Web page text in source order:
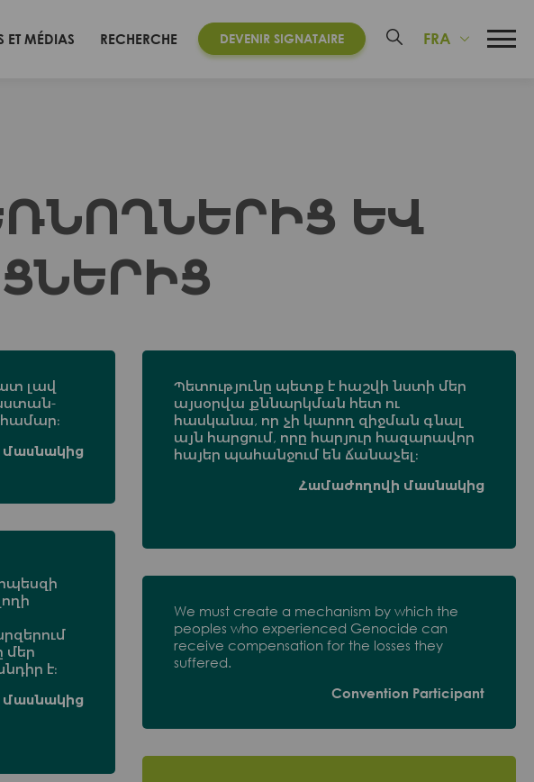
ET MÉDIAS RECHERCHE DEVENIR SIGNATAIRE FRA
ԵՎ
լավ
Պետությունը պետք է հաշվի նստի մեր
այսօրվա քննարկման հետ ու
հասկանա, որ չի կարող զիջման գնալ
այն հարցում, որը հարյուր հազարավոր
հայեր պահանջում են ճանաչել։
Համաժողովի մասնակից
մեր
է։
We must create a mechanism by which the
peoples who experienced Genocide can
receive compensation for the losses they
suffered.
Convention Participant